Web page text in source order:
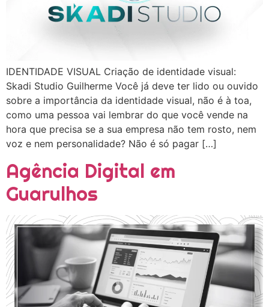
IDENTIDADE VISUAL Criação de identidade visual:
Skadi Studio Guilherme Você já deve ter lido ou ouvido
sobre a importância da identidade visual, não é à toa,
como uma pessoa vai lembrar do que você vende na
hora que precisa se a sua empresa não tem rosto, nem
voz e nem personalidade? Não é só pagar […]
Agência Digital em
Guarulhos